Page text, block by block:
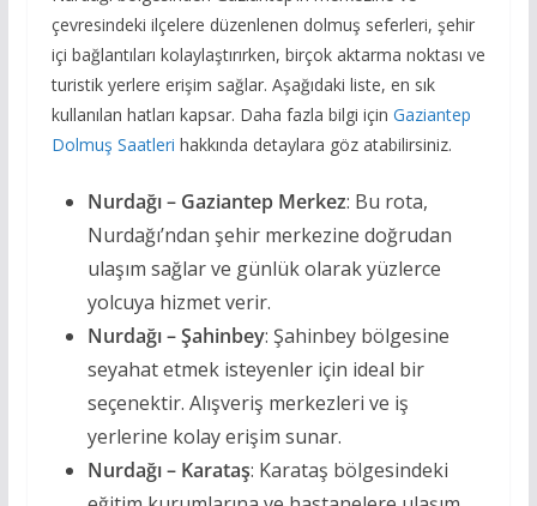
çevresindeki ilçelere düzenlenen dolmuş seferleri, şehir
içi bağlantıları kolaylaştırırken, birçok aktarma noktası ve
turistik yerlere erişim sağlar. Aşağıdaki liste, en sık
kullanılan hatları kapsar. Daha fazla bilgi için Gaziantep
Dolmuş Saatleri hakkında detaylara göz atabilirsiniz.
Nurdağı – Gaziantep Merkez: Bu rota,
Nurdağı’ndan şehir merkezine doğrudan
ulaşım sağlar ve günlük olarak yüzlerce
yolcuya hizmet verir.
Nurdağı – Şahinbey: Şahinbey bölgesine
seyahat etmek isteyenler için ideal bir
seçenektir. Alışveriş merkezleri ve iş
yerlerine kolay erişim sunar.
Nurdağı – Karataş: Karataş bölgesindeki